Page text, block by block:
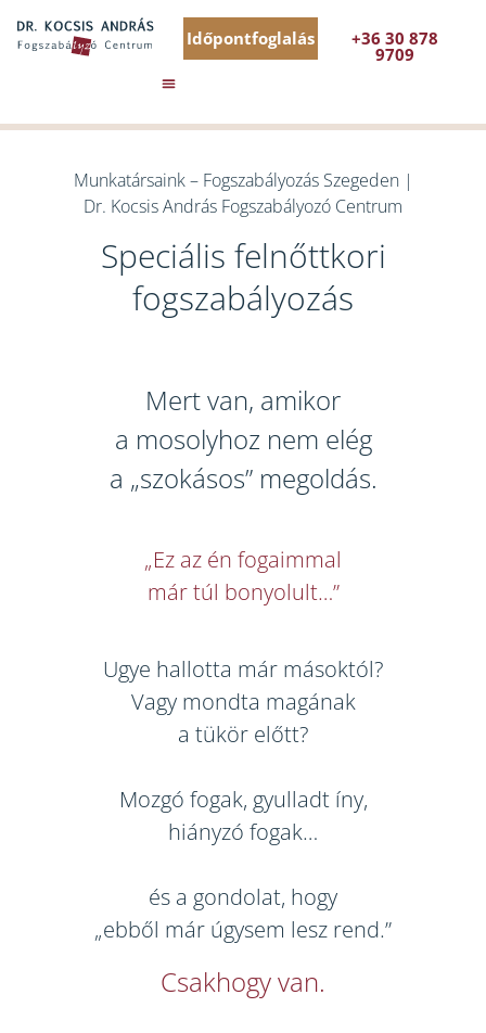
Időpontfoglalás +36 30 878
9709
Munkatársaink – Fogszabályozás Szegeden |
Dr. Kocsis András Fogszabályozó Centrum
Speciális felnőttkori
fogszabályozás
Mert van, amikor
a mosolyhoz nem elég
a „szokásos” megoldás.
„Ez az én fogaimmal
már túl bonyolult…”
Ugye hallotta már másoktól?
Vagy mondta magának
a tükör előtt?
Mozgó fogak, gyulladt íny,
hiányzó fogak…
és a gondolat, hogy
„ebből már úgysem lesz rend.”
Csakhogy van.